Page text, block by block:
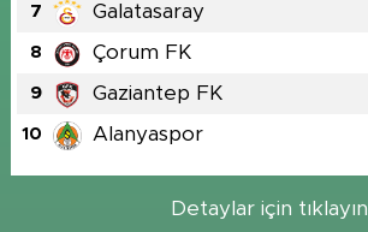
7 Galatasaray
8 Çorum FK
9 Gaziantep FK
10 Alanyaspor
Detaylar için tıklayın